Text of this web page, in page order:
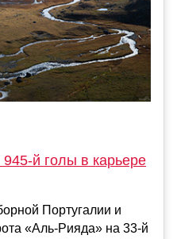
й голы в карьере
Португалии и
«Аль-Рияда» на 33-й